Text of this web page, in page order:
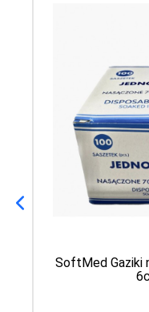
SoftMed Gaziki